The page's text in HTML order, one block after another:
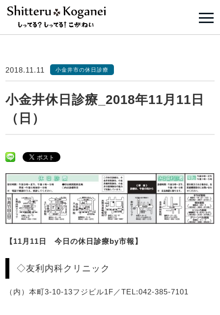
2018.11.11 小金井市の休日診療
小金井休日診療_2018年11月11日
（日）
【11月11日 今日の休日診療by市報】
◇友利内科クリニック
（内）本町3-10-13フジビル1F／TEL:042-385-7101